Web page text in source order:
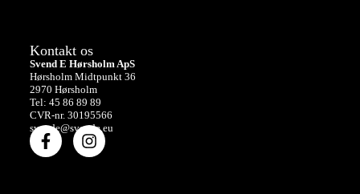
Kontakt os
Svend E Hørsholm ApS
Hørsholm Midtpunkt 36
2970 Hørsholm
Tel: 45 86 89 89
CVR-nr. 30195566
svende@svende.eu